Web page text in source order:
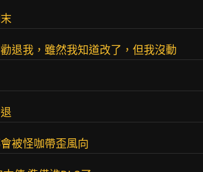
退我，雖然我知道改了，但我沒動
被怪咖帶歪風向